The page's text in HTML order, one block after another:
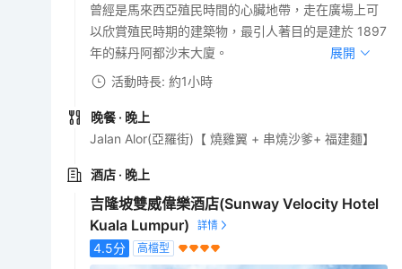
曾經是馬來西亞殖民時間的心臟地帶，走在廣場上可
以欣賞殖民時期的建築物，最引人著目的是建於 1897
年的蘇丹阿都沙末大廈。
展開
活動時長: 約1小時
晚餐 · 晚上
Jalan Alor(亞羅街)【 燒雞翼 + 串燒沙爹+ 福建麵】
酒店 · 晚上
吉隆坡雙威偉樂酒店(Sunway Velocity Hotel
Kuala Lumpur)
4.5分 高檔型